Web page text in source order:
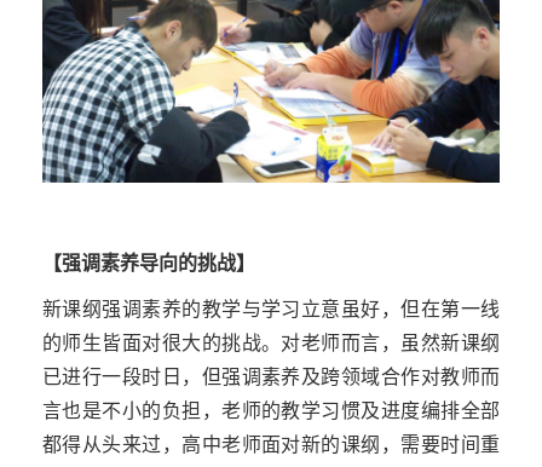
【强调素养导向的挑战】
新课纲强调素养的教学与学习立意虽好，但在第一线
的师生皆面对很大的挑战。对老师而言，虽然新课纲
已进行一段时日，但强调素养及跨领域合作对教师而
言也是不小的负担，老师的教学习惯及进度编排全部
都得从头来过，高中老师面对新的课纲，需要时间重